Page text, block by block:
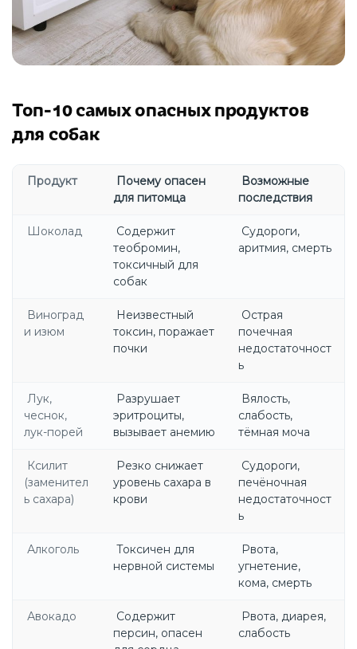
Топ-10 самых опасных продуктов
для собак
Продукт
Почему опасен
для питомца
Возможные
последствия
Шоколад
Содержит
теобромин,
токсичный для
собак
Судороги,
аритмия, смерть
Виноград
и изюм
Неизвестный
токсин, поражает
почки
Острая
почечная
недостаточност
ь
Лук,
чеснок,
лук-порей
Разрушает
эритроциты,
вызывает анемию
Вялость,
слабость,
тёмная моча
Ксилит
(заменител
ь сахара)
Резко снижает
уровень сахара в
крови
Судороги,
печёночная
недостаточност
ь
Алкоголь
Токсичен для
нервной системы
Рвота,
угнетение,
кома, смерть
Авокадо
Содержит
персин, опасен
Рвота, диарея,
слабость